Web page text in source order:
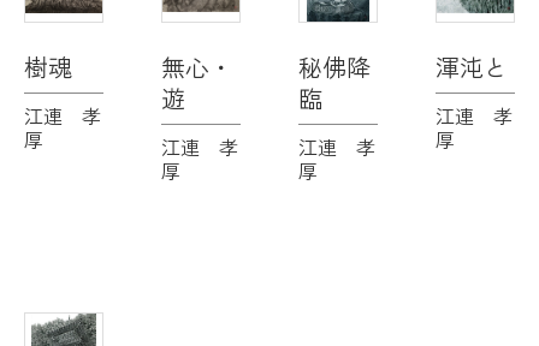
樹魂
江連 孝
厚
無心・
遊
江連 孝
厚
秘佛降
臨
江連 孝
厚
渾沌と
江連 孝
厚